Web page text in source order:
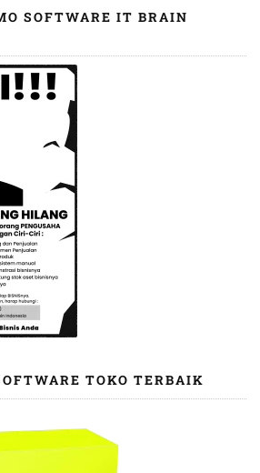
SOFTWARE IT BRAIN
TOKO TERBAIK